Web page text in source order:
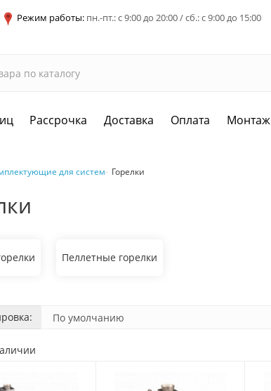
Режим работы: пн.-пт.: с 9:00 до 20:00 / сб.: с 9:00 до 15:00
Рассрочка Доставка Оплата Монтаж
для систем Горелки
Пеллетные горелки